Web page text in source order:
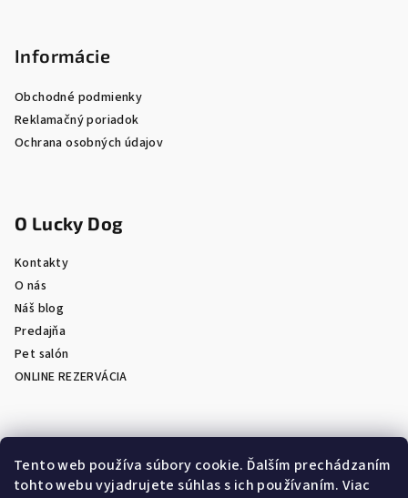
Tento web používa súbory cookie. Ďalším prechádzaním
tohto webu vyjadrujete súhlas s ich používaním. Viac
Informácie
Obchodné podmienky
Reklamačný poriadok
Ochrana osobných údajov
O Lucky Dog
Kontakty
O nás
Náš blog
Predajňa
Pet salón
ONLINE REZERVÁCIA
Prijímame online platby